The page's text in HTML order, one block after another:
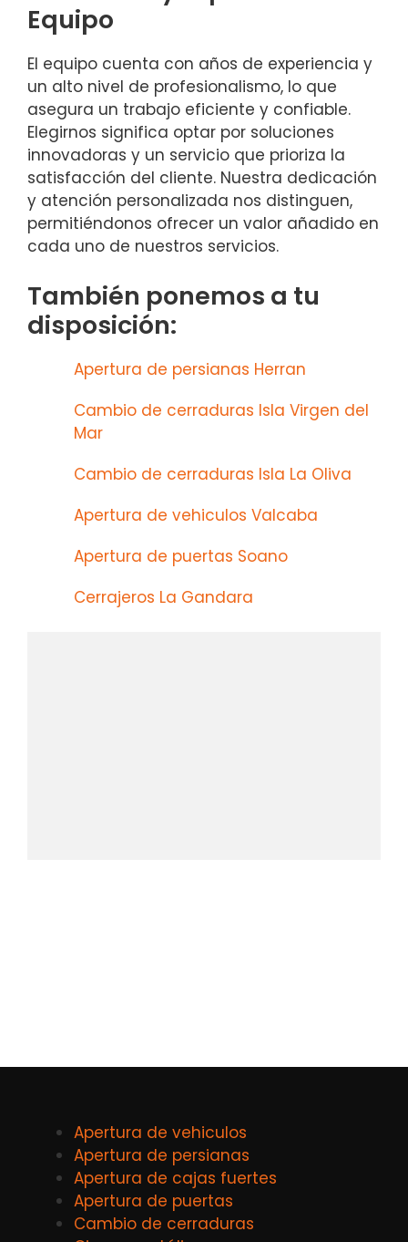
Equipo
El equipo cuenta con años de experiencia y
un alto nivel de profesionalismo, lo que
asegura un trabajo eficiente y confiable.
Elegirnos significa optar por soluciones
innovadoras y un servicio que prioriza la
satisfacción del cliente. Nuestra dedicación
y atención personalizada nos distinguen,
permitiéndonos ofrecer un valor añadido en
cada uno de nuestros servicios.
También ponemos a tu
disposición:
Apertura de persianas Herran
Cambio de cerraduras Isla Virgen del
Mar
Cambio de cerraduras Isla La Oliva
Apertura de vehiculos Valcaba
Apertura de puertas Soano
Cerrajeros La Gandara
Apertura de vehiculos
Apertura de persianas
Apertura de cajas fuertes
Apertura de puertas
Cambio de cerraduras